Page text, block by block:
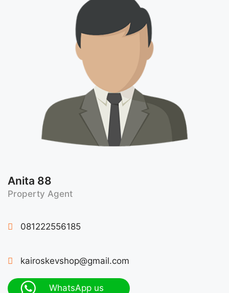
Anita 88
Property Agent
081222556185
kairoskevshop@gmail.com
WhatsApp us